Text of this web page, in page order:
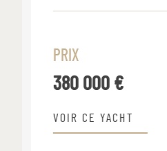
PRIX
380 000 €
VOIR CE YACHT